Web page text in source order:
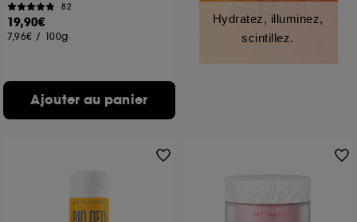
82
19,90€
7,96€ / 100g
Ajouter au panier
Hydratez, illuminez,
scintillez.